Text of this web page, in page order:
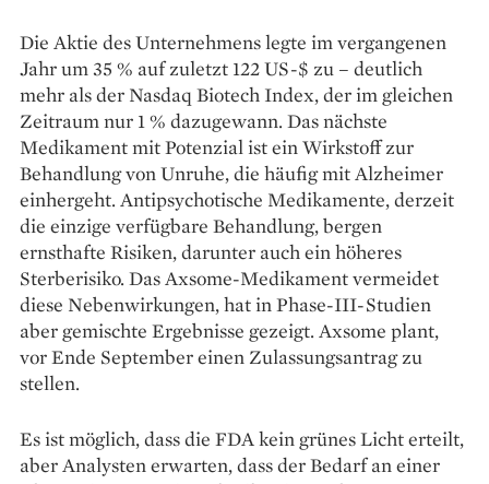
Die Aktie des Unternehmens legte im vergangenen
Jahr um 35 % auf zuletzt 122 US-$ zu – deutlich
mehr als der Nasdaq Biotech Index, der im gleichen
Zeitraum nur 1 % dazugewann. Das nächste
Medikament mit Potenzial ist ein Wirkstoff zur
Behandlung von Unruhe, die häufig mit Alzheimer
einhergeht. Antipsychotische Medikamente, derzeit
die einzige verfügbare Behandlung, bergen
ernsthafte Risiken, darunter auch ein höheres
Sterberisiko. Das Axsome-Medikament vermeidet
diese Nebenwirkungen, hat in Phase-III-Studien
aber gemischte Ergebnisse gezeigt. Axsome plant,
vor Ende September einen Zulassungsantrag zu
stellen.
Es ist möglich, dass die FDA kein grünes Licht erteilt,
aber Analysten erwarten, dass der Bedarf an einer